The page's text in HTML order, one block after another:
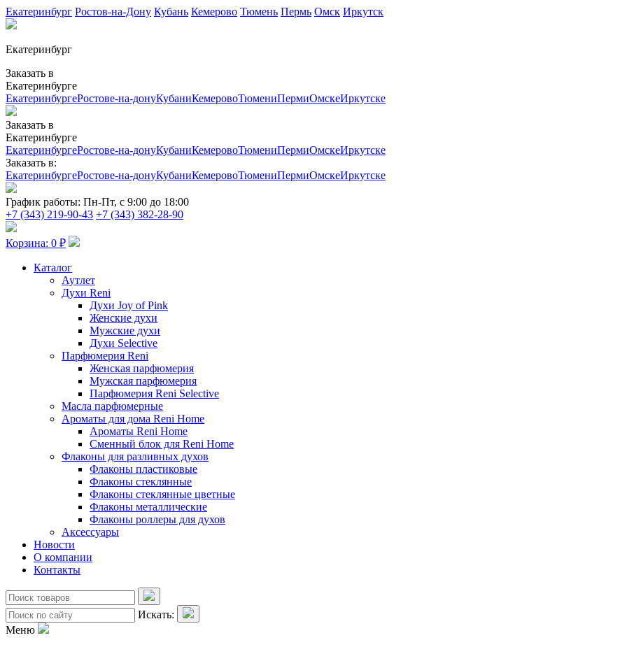
Екатеринбург Ростов-на-Дону Кубань Кемерово Тюмень Пермь Омск Иркутск
Екатеринбург
Заказать в
Екатеринбурге
ЕкатеринбургеРостове-на-донуКубаниКемеровоТюмениПермиОмскеИркутске
Заказать в
Екатеринбурге
ЕкатеринбургеРостове-на-донуКубаниКемеровоТюмениПермиОмскеИркутске
Заказать в:
ЕкатеринбургеРостове-на-донуКубаниКемеровоТюмениПермиОмскеИркутске
График работы: Пн-Пт, с 9:00 до 18:00
+7 (343) 219-90-43 +7 (343) 382-28-90
Корзина: 0 ₽
Каталог
Аутлет
Духи Reni
Духи Joy of Pink
Женские духи
Мужские духи
Духи Selective
Парфюмерия Reni
Женская парфюмерия
Мужская парфюмерия
Парфюмерия Reni Selective
Масла парфюмерные
Ароматы для дома Reni Home
Ароматы Reni Home
Сменный блок для Reni Home
Флаконы для разливных духов
Флаконы пластиковые
Флаконы стеклянные
Флаконы стеклянные цветные
Флаконы металлические
Флаконы роллеры для духов
Аксессуары
Новости
О компании
Контакты
Искать:
Меню